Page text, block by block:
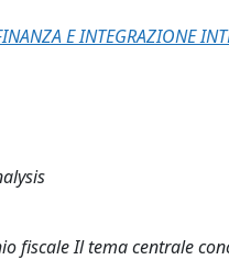
E INTEGRAZIONE
fiscale Il tema centrale